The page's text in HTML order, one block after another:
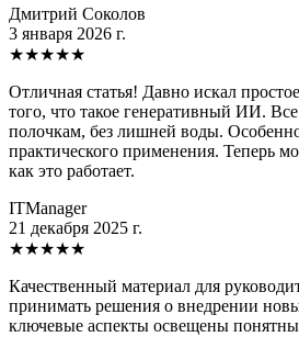
Дмитрий Соколов
3 января 2026 г.
★★★★★
Отличная статья! Давно искал
того, что такое генеративный ИИ.
полочкам, без лишней воды.
практического применения. Теперь
как это работает.
ITManager
21 декабря 2025 г.
★★★★★
Качественный материал для
принимать решения о внедрении
ключевые аспекты освещены